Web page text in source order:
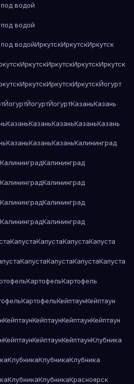
водой
водой
водойИркутскИркутскИркутск
ИркутскИркутскИркутскИркутск
ИркутскИркутскИркутскЙогурт
ЙогуртЙогуртЙогуртКазаньКазань
КазаньКазаньКазаньКазаньКазань
КазаньКазаньКазаньКалининград
КалининградКалининград
КалининградКалининград
КалининградКалининград
КалининградКалининград
КапустаКапустаКапустаКапуста
КапустаКапустаКапустаКапуста
КартофельКартофель
КартофельКейптаунКейптаун
КейптаунКейптаунКейптаунКейптаун
КейптаунКейптаунКейптаунКлубника
КлубникаКлубникаКлубника
КлубникаКлубникаКрасноярск